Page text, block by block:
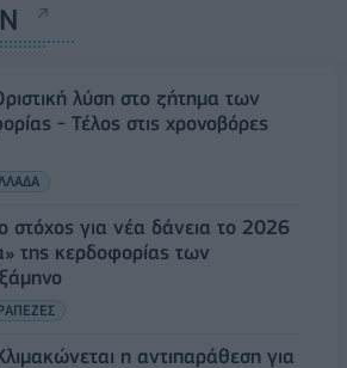
λύση στο ζήτημα των
- Τέλος στις χρονοβόρες
στόχος για νέα δάνεια το 2026
της κερδοφορίας των
η αντιπαράθεση για